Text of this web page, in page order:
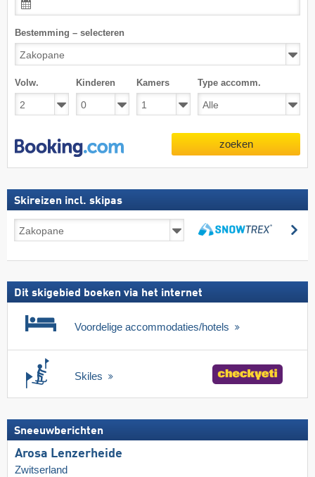
Bestemming – selecteren
Volw. Kinderen Kamers Type accomm.
zoeken
Skireizen incl. skipas
incl.
Dit skigebied boeken via het internet
Voordelige accommodaties/hotels
Skiles
Sneeuwberichten
Arosa Lenzerheide
Zwitserland